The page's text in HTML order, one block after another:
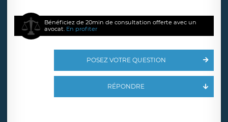
Bénéficiez de 20min de consultation offerte avec un
avocat. En profiter
POSEZ VOTRE QUESTION
RÉPONDRE